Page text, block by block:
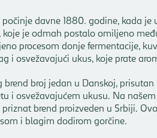
počinje davne 1880. godine, kada
koje je odmah postalo omiljeno
procesom donje fermentacije,
i osvežavajući ukus, koje prate
brend broj jedan u Danskoj,
i osvežavajućem ukusu. Na
brend proizveden u Srbiji.
i blagim dodirom gorčine.